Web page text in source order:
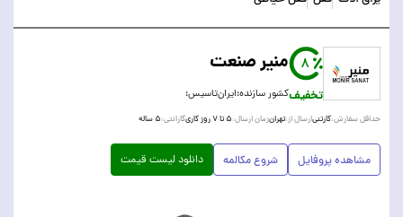
8
تخفیف
منیر صنعت
کشور سازنده:ایرانتاسیس:
حداقل سفارش:کارتنیارسال از:تهرانزمان ارسال:۵ تا ۷ روز کاری گارانتی:۵ ساله
مشاهده پروفایل شروع مکالمه دانلود لیست قیمت